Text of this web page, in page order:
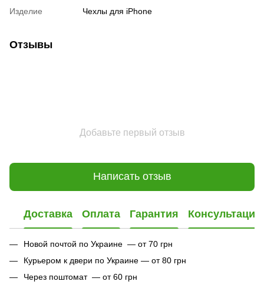
Изделие
Чехлы для iPhone
Отзывы
Добавьте первый отзыв
Написать отзыв
Доставка Оплата Гарантия Консультация
Новой почтой по Украине — от 70 грн
Курьером к двери по Украине — от 80 грн
Через поштомат — от 60 грн